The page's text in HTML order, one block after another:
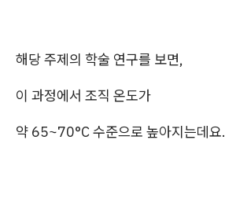
해당 주제의 학술 연구를 보면,
이 과정에서 조직 온도가
약 65~70°C 수준으로 높아지는데요.